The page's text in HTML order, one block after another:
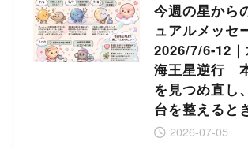
今週の星から
ュアルメッセ
2026/7/6-12
海王星逆行
を見つめ直し
台を整えると
2026-07-05